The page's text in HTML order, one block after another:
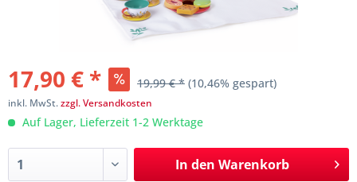
17,90 € * 19,99 € * (10,46% gespart)
inkl. MwSt.zzgl. Versandkosten
Auf Lager, Lieferzeit 1-2 Werktage
In den Warenkorb